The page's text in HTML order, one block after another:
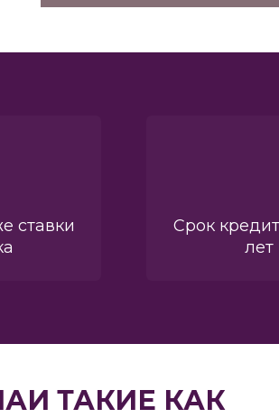
ставки
Срок
лет
ТАКИЕ КАК